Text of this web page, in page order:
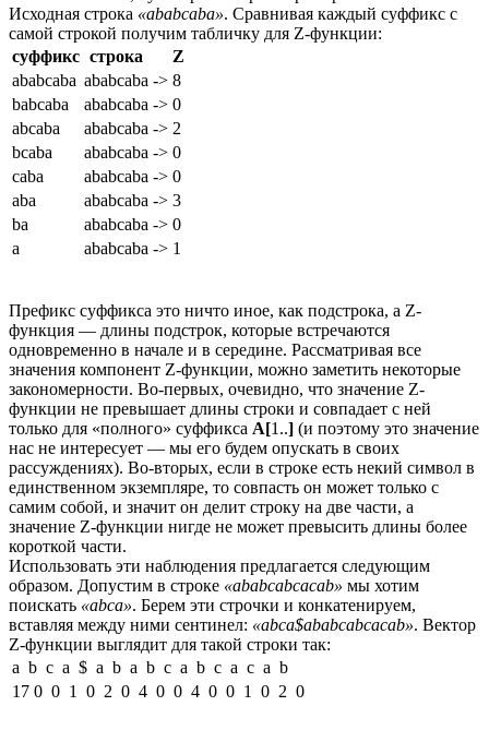
Исходная строка «ababcaba». Сравнивая каждый суффикс с
самой строкой получим табличку для Z-функции:
суффикс строка
Z
ababcaba ababcaba -> 8
babcaba
ababcaba -> 0
abcaba
ababcaba -> 2
bcaba
ababcaba -> 0
caba
ababcaba -> 0
aba
ababcaba -> 3
ba
ababcaba -> 0
a
ababcaba -> 1
Префикс суффикса это ничто иное, как подстрока, а Z-
функция — длины подстрок, которые встречаются
одновременно в начале и в середине. Рассматривая все
значения компонент Z-функции, можно заметить некоторые
закономерности. Во-первых, очевидно, что значение Z-
функции не превышает длины строки и совпадает с ней
только для «полного» суффикса A[1..] (и поэтому это значение
нас не интересует — мы его будем опускать в своих
рассуждениях). Во-вторых, если в строке есть некий символ в
единственном экземпляре, то совпасть он может только с
самим собой, и значит он делит строку на две части, а
значение Z-функции нигде не может превысить длины более
короткой части.
Использовать эти наблюдения предлагается следующим
образом. Допустим в строке «ababcabсacab» мы хотим
поискать «abca». Берем эти строчки и конкатенируем,
вставляя между ними сентинел: «abca$ababcabсacab». Вектор
Z-функции выглядит для такой строки так:
a b c a $ a b a b c a b с a c a b
17 0 0 1 0 2 0 4 0 0 4 0 0 1 0 2 0